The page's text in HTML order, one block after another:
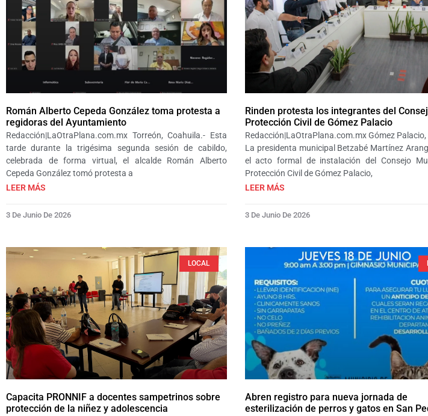
Román Alberto Cepeda González toma protesta a
regidoras del Ayuntamiento
Redacción|LaOtraPlana.com.mx Torreón, Coahuila.- Esta
tarde durante la trigésima segunda sesión de cabildo,
celebrada de forma virtual, el alcalde Román Alberto
Cepeda González tomó protesta a
LEER MÁS
3 De Junio De 2026
Rinden protesta los integrantes del
Protección Civil de Gómez Palacio
Redacción|LaOtraPlana.com.mx Gómez
La presidenta municipal Betzabé Martínez
el acto formal de instalación del Consejo
Protección Civil de Gómez Palacio,
LEER MÁS
3 De Junio De 2026
LOCAL
Capacita PRONNIF a docentes sampetrinos sobre
protección de la niñez y adolescencia
Abren registro para nueva jornada de
esterilización de perros y gatos en San